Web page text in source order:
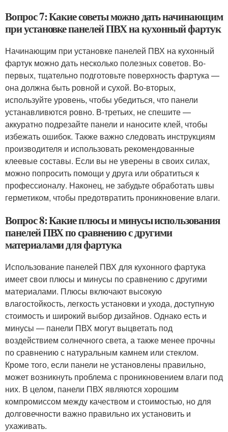
Вопрос 7: Какие советы можно дать начинающим
при установке панелей ПВХ на кухонный фартук
Начинающим при установке панелей ПВХ на кухонный
фартук можно дать несколько полезных советов. Во-
первых, тщательно подготовьте поверхность фартука —
она должна быть ровной и сухой. Во-вторых,
используйте уровень, чтобы убедиться, что панели
устанавливются ровно. В-третьих, не спешите —
аккуратно подрезайте панели и наносите клей, чтобы
избежать ошибок. Также важно следовать инструкциям
производителя и использовать рекомендованные
клеевые составы. Если вы не уверены в своих силах,
можно попросить помощи у друга или обратиться к
профессионалу. Наконец, не забудьте обработать швы
герметиком, чтобы предотвратить проникновение влаги.
Вопрос 8: Какие плюсы и минусы использования
панелей ПВХ по сравнению с другими
материалами для фартука
Использование панелей ПВХ для кухонного фартука
имеет свои плюсы и минусы по сравнению с другими
материалами. Плюсы включают высокую
влагостойкость, легкость установки и ухода, доступную
стоимость и широкий выбор дизайнов. Однако есть и
минусы — панели ПВХ могут выцветать под
воздействием солнечного света, а также менее прочны
по сравнению с натуральным камнем или стеклом.
Кроме того, если панели не установлены правильно,
может возникнуть проблема с проникновением влаги под
них. В целом, панели ПВХ являются хорошим
компромиссом между качеством и стоимостью, но для
долговечности важно правильно их установить и
ухаживать.